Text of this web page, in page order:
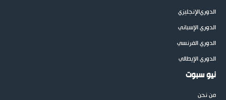
الدوريالإنجليزي
الدوري الإسباني
الدوري الفرنسي
الدوري الإيطالي
نيو سبوت
من نحن